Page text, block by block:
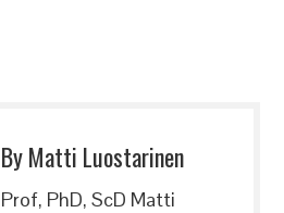
By Matti Luostarinen
Prof, PhD, ScD Matti